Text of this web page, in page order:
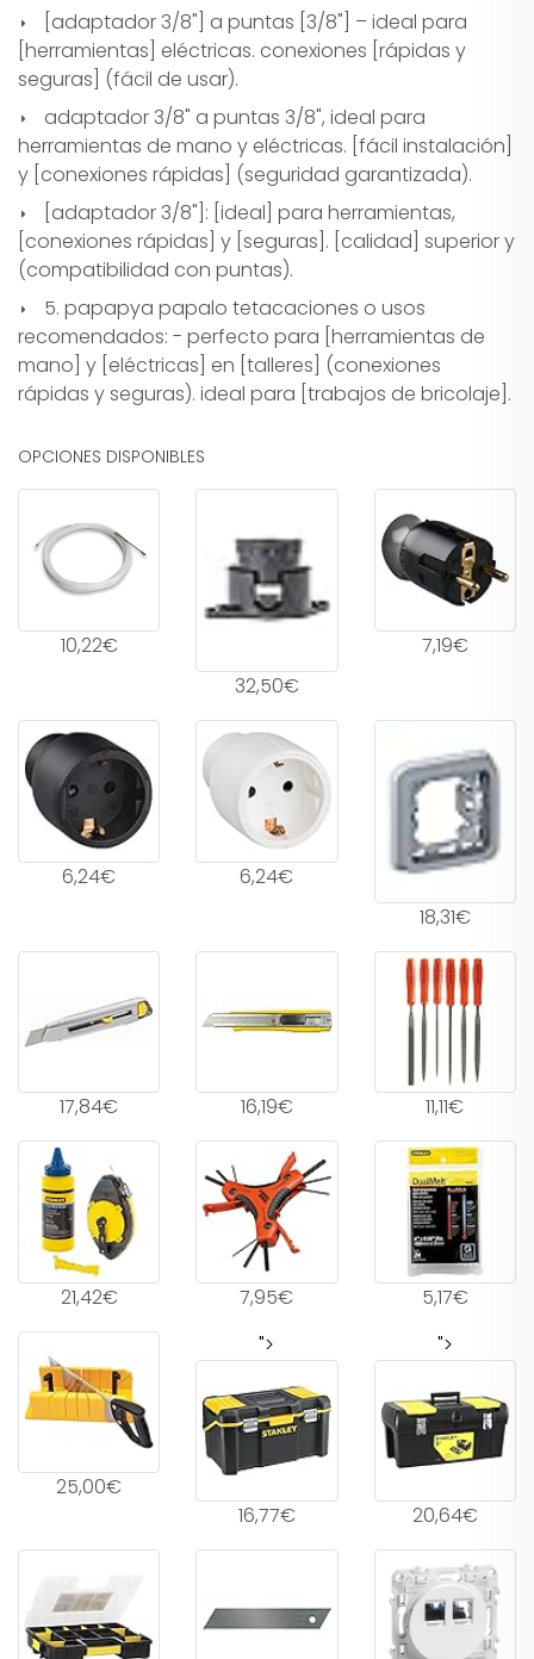
[adaptador 3/8"] a puntas [3/8"] – ideal para
[herramientas] eléctricas. conexiones [rápidas y
seguras] (fácil de usar).
adaptador 3/8" a puntas 3/8", ideal para
herramientas de mano y eléctricas. [fácil instalación]
y [conexiones rápidas] (seguridad garantizada).
[adaptador 3/8"]: [ideal] para herramientas,
[conexiones rápidas] y [seguras]. [calidad] superior y
(compatibilidad con puntas).
5. papapya papalo tetacaciones o usos
recomendados: - perfecto para [herramientas de
mano] y [eléctricas] en [talleres] (conexiones
rápidas y seguras). ideal para [trabajos de bricolaje].
OPCIONES DISPONIBLES
10,22€
32,50€
7,19€
6,24€
6,24€
18,31€
17,84€ 16,19€ 11,11€
21,42€ 7,95€ 5,17€
25,00€
">
16,77€
">
20,64€